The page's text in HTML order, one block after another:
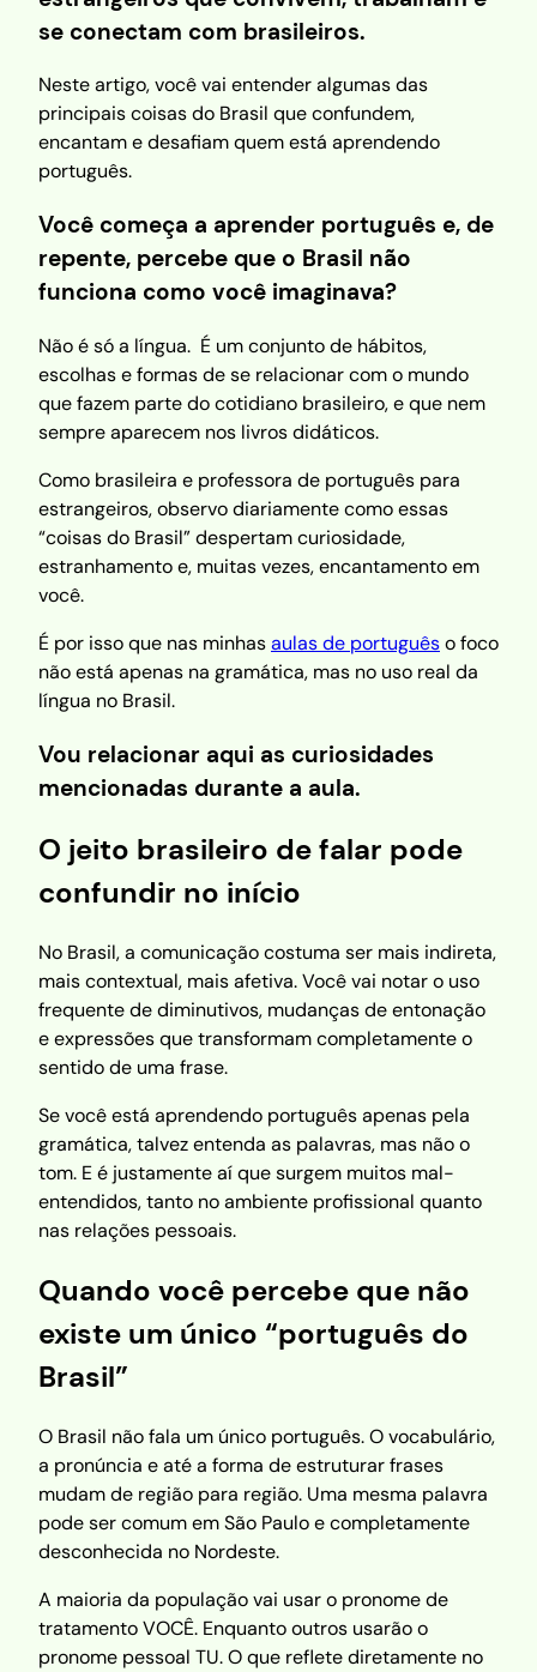
se conectam com brasileiros.
Neste artigo, você vai entender algumas das
principais coisas do Brasil que confundem,
encantam e desafiam quem está aprendendo
português.
Você começa a aprender português e, de
repente, percebe que o Brasil não
funciona como você imaginava?
Não é só a língua. É um conjunto de hábitos,
escolhas e formas de se relacionar com o mundo
que fazem parte do cotidiano brasileiro, e que nem
sempre aparecem nos livros didáticos.
Como brasileira e professora de português para
estrangeiros, observo diariamente como essas
“coisas do Brasil” despertam curiosidade,
estranhamento e, muitas vezes, encantamento em
você.
É por isso que nas minhasaulas de portuguêso foco
não está apenas na gramática, mas no uso real da
língua no Brasil.
Vou relacionar aqui as curiosidades
mencionadas durante a aula.
O jeito brasileiro de falar pode
confundir no início
No Brasil, a comunicação costuma ser mais indireta,
mais contextual, mais afetiva. Você vai notar o uso
frequente de diminutivos, mudanças de entonação
e expressões que transformam completamente o
sentido de uma frase.
Se você está aprendendo português apenas pela
gramática, talvez entenda as palavras, mas não o
tom. E é justamente aí que surgem muitos mal-
entendidos, tanto no ambiente profissional quanto
nas relações pessoais.
Quando você percebe que não
existe um único “português do
Brasil”
O Brasil não fala um único português. O vocabulário,
a pronúncia e até a forma de estruturar frases
mudam de região para região. Uma mesma palavra
pode ser comum em São Paulo e completamente
desconhecida no Nordeste.
A maioria da população vai usar o pronome de
tratamento VOCÊ. Enquanto outros usarão o
pronome pessoal TU. O que reflete diretamente no